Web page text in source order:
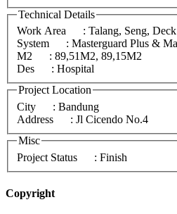
Technical Details
Work Area
: Talang, Seng, Deck
System
M2
: 89,51M2, 89,15M2
Des
: Hospital
Project Location
City
: Bandung
Address
: Jl Cicendo No.4
Misc
Project Status
: Finish
Copyright